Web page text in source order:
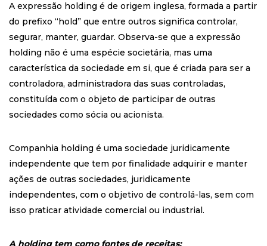
A expressão holding é de origem inglesa, formada a partir
do prefixo “hold” que entre outros significa controlar,
segurar, manter, guardar. Observa-se que a expressão
holding não é uma espécie societária, mas uma
característica da sociedade em si, que é criada para ser a
controladora, administradora das suas controladas,
constituída com o objeto de participar de outras
sociedades como sócia ou acionista.
Companhia holding é uma sociedade juridicamente
independente que tem por finalidade adquirir e manter
ações de outras sociedades, juridicamente
independentes, com o objetivo de controlá-las, sem com
isso praticar atividade comercial ou industrial.
A holding tem como fontes de receitas: